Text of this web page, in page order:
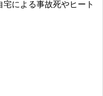
による事故死やヒート